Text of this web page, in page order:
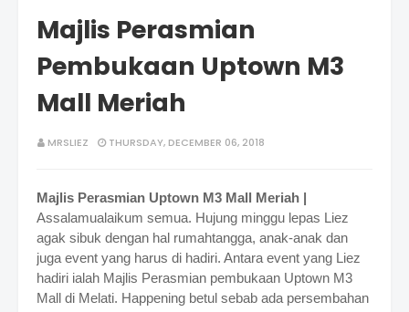
Majlis Perasmian
Pembukaan Uptown M3
Mall Meriah
MRSLIEZ THURSDAY, DECEMBER 06, 2018
Majlis Perasmian Uptown M3 Mall Meriah |
Assalamualaikum semua. Hujung minggu lepas Liez
agak sibuk dengan hal rumahtangga, anak-anak dan
juga event yang harus di hadiri. Antara event yang Liez
hadiri ialah Majlis Perasmian pembukaan Uptown M3
Mall di Melati. Happening betul sebab ada persembahan